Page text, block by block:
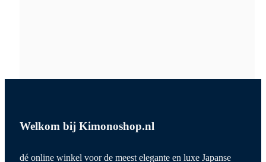
Welkom bij Kimonoshop.nl
dé online winkel voor de meest elegante en luxe Japanse